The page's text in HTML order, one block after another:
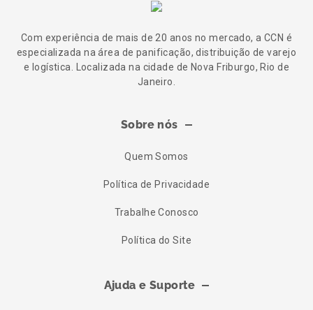
Com experiência de mais de 20 anos no mercado, a CCN é
especializada na área de panificação, distribuição de varejo
e logística. Localizada na cidade de Nova Friburgo, Rio de
Janeiro.
Sobre nós
Quem Somos
Política de Privacidade
Trabalhe Conosco
Política do Site
Ajuda e Suporte